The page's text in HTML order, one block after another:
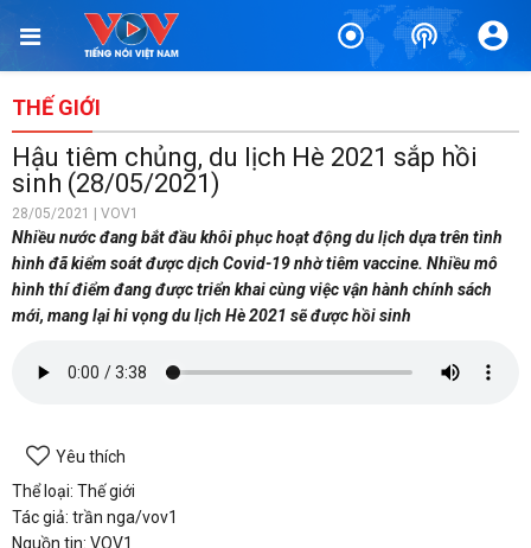
THẾ GIỚI
Hậu tiêm chủng, du lịch Hè 2021 sắp hồi
sinh (28/05/2021)
28/05/2021 | VOV1
Nhiều nước đang bắt đầu khôi phục hoạt động du lịch dựa trên tình
hình đã kiểm soát được dịch Covid-19 nhờ tiêm vaccine. Nhiều mô
hình thí điểm đang được triển khai cùng việc vận hành chính sách
mới, mang lại hi vọng du lịch Hè 2021 sẽ được hồi sinh
Yêu thích
Thể loại: Thế giới
Tác giả: trần nga/vov1
Nguồn tin: VOV1